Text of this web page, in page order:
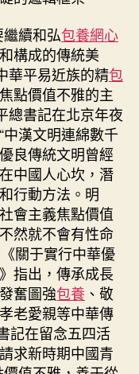
續和弘包養網心
構成的傳統美
華平易近族的精包
點價值不雅的主
總書記在北京年夜
漢文明連綿數千
良傳統文明曾經
中國人心坎，潛
行動方法。明
會主義焦點價值
然就不會有性命
關于實行中華優
指出，傳承成長
奮圖強包養 、敬
老愛親等中華傳
記在留念五四活
求新時期中國青